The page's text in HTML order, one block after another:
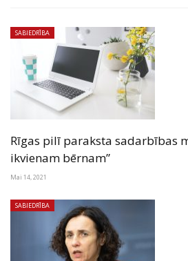
SABIEDRĪBA
Rīgas pilī paraksta sadarbības
ikvienam bērnam”
Mai 14, 2021
SABIEDRĪBA